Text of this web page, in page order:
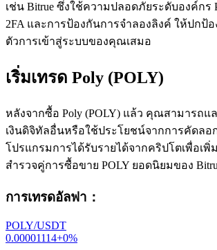
เช่น Bitrue ซึ่งใช้ความปลอดภัยระดับองค์กร
2FA และการป้องกันการจำลองลิงค์ ให้ปกป้
ตัวการเข้าสู่ระบบของคุณเสมอ
เริ่มเทรด Poly (POLY)
หลังจากซื้อ Poly (POLY) แล้ว คุณสามารถแ
เงินดิจิทัลอื่นหรือใช้ประโยชน์จากการคัดลอ
โปรแกรมการได้รับรายได้จากคริปโตเพื่อเ
สำรวจคู่การซื้อขาย POLY ยอดนิยมของ
การเทรดอัลฟา ：
POLY/USDT
0.00001114+0%